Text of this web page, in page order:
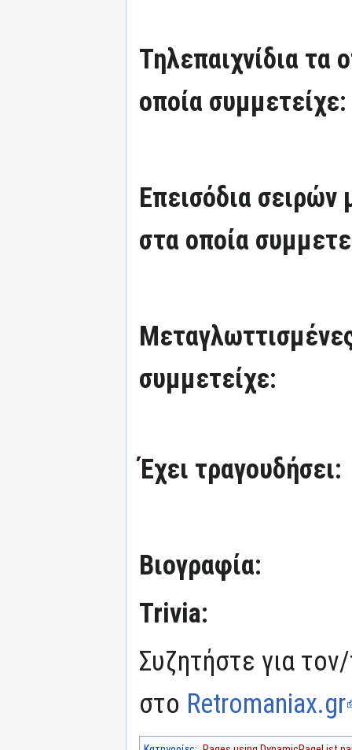
Τηλεπαιχνίδια τα
οποία συμμετείχε:
Επεισόδια
στα οποία
συμμετείχε:
Έχει τραγουδήσει:
Βιογραφία:
Trivia:
Συζητήστε για
στο Retromaniax.gr